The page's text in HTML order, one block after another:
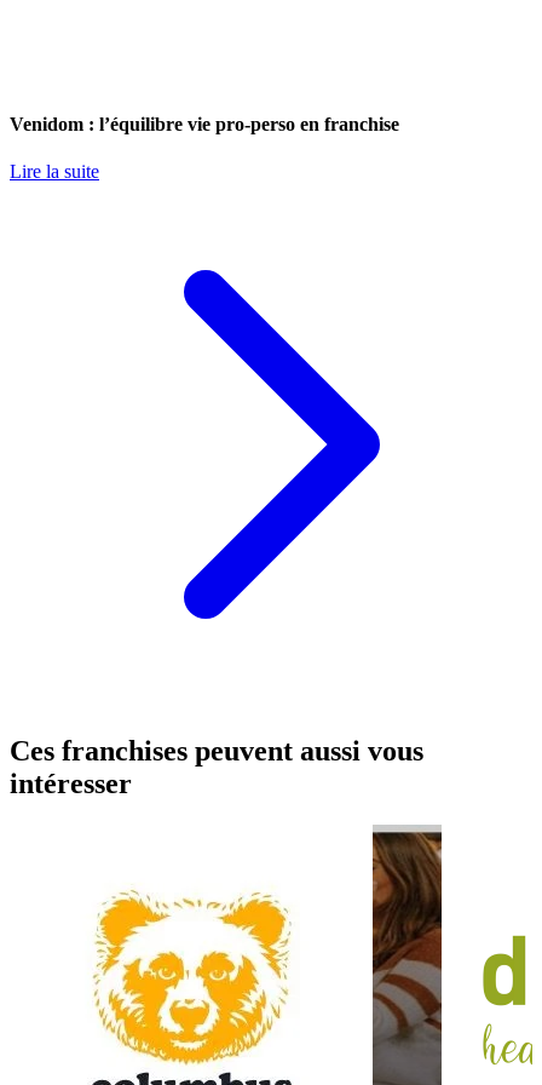
Venidom : l’équilibre vie pro-perso en franchise
Lire la suite
Ces franchises peuvent aussi vous
intéresser